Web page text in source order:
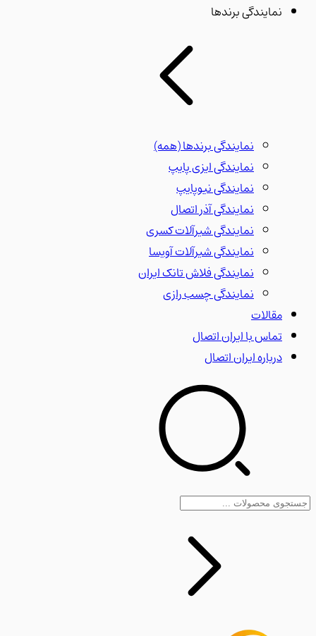
نمایندگی برندها
نمایندگی برندها(همه)
نمایندگی ایزی پایپ
نمایندگی نیوپایپ
نمایندگی آذر اتصال
نمایندگی شیرآلات کسری
نمایندگی شیرآلات آویسا
نمایندگی فلاش تانک ایران
نمایندگی چسب رازی
مقالات
تماس با ایران اتصال
درباره ایران اتصال